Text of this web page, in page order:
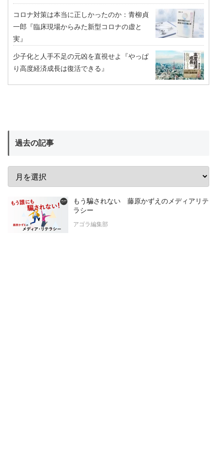
コロナ対策は本当に正しかったのか：青柳貞
一郎『臨床現場からみた新型コロナの虚と
実』
少子化と人手不足の元凶を直視せよ『やっぱ
り高度経済成長は復活できる』
過去の記事
もう騙されない 藤原かずえのメディアリテ
ラシー
アゴラ編集部